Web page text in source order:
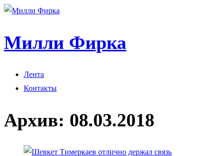
Милли Фирка
Лента
Контакты
Архив: 08.03.2018